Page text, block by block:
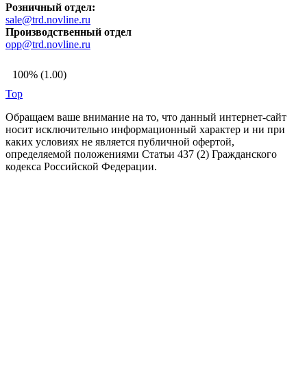
Розничный отдел:
sale@trd.novline.ru
Производственный отдел
opp@trd.novline.ru
100% (1.00)
Top
Обращаем ваше внимание на то, что данный интернет-сайт
носит исключительно информационный характер и ни при
каких условиях не является публичной офертой,
определяемой положениями Статьи 437 (2) Гражданского
кодекса Российской Федерации.